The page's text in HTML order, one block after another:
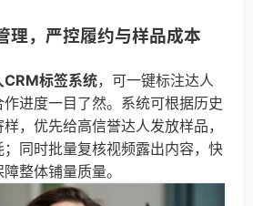
理，严控履约与样品成本
CRM标签系统，可一键标注达人
进度一目了然。系统可根据历史
，优先给高信誉达人发放样品，
同时批量复核视频露出内容，快
整体铺量质量。